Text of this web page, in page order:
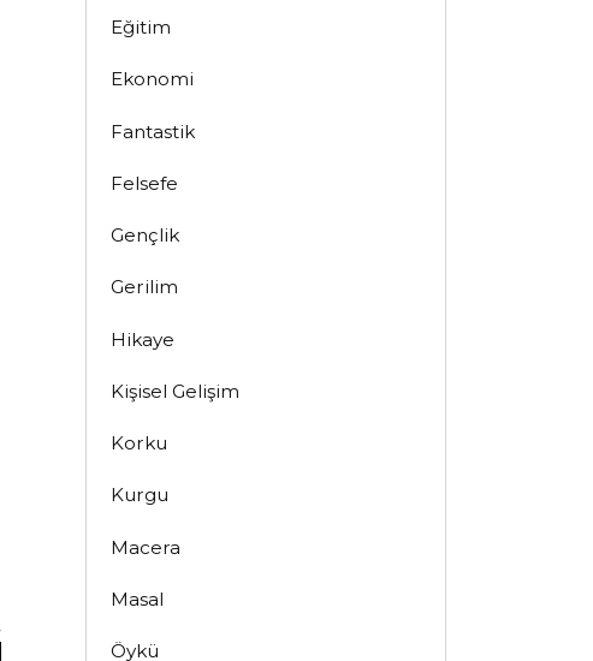
Eğitim
Ekonomi
Fantastik
Felsefe
Gençlik
Gerilim
Hikaye
Kişisel Gelişim
Korku
Kurgu
Macera
Masal
Öykü